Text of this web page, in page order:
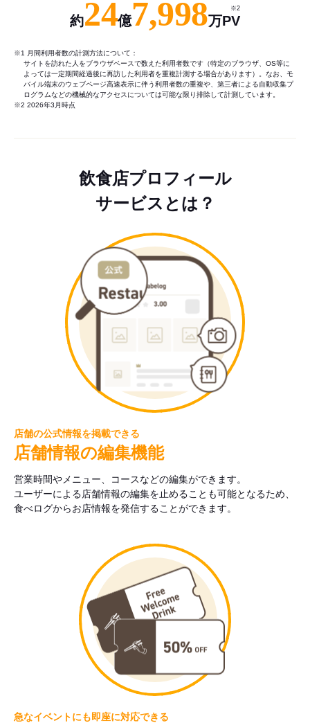
約24億7,998万PV
※2
※1 月間利用者数の計測方法について：
サイトを訪れた人をブラウザベースで数えた利用者数です（特定のブラウザ、OS等に
よっては一定期間経過後に再訪した利用者を重複計測する場合があります）。なお、モ
バイル端末のウェブページ高速表示に伴う利用者数の重複や、第三者による自動収集プ
ログラムなどの機械的なアクセスについては可能な限り排除して計測しています。
※2 2026年3月時点
飲食店プロフィール
サービスとは？
店舗の公式情報を掲載できる
店舗情報の編集機能
営業時間やメニュー、コースなどの編集ができます。
ユーザーによる店舗情報の編集を止めることも可能となるため、
食べログからお店情報を発信することができます。
急なイベントにも即座に対応できる